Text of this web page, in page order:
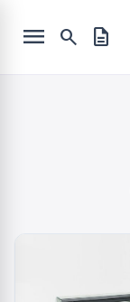
description
search
menu